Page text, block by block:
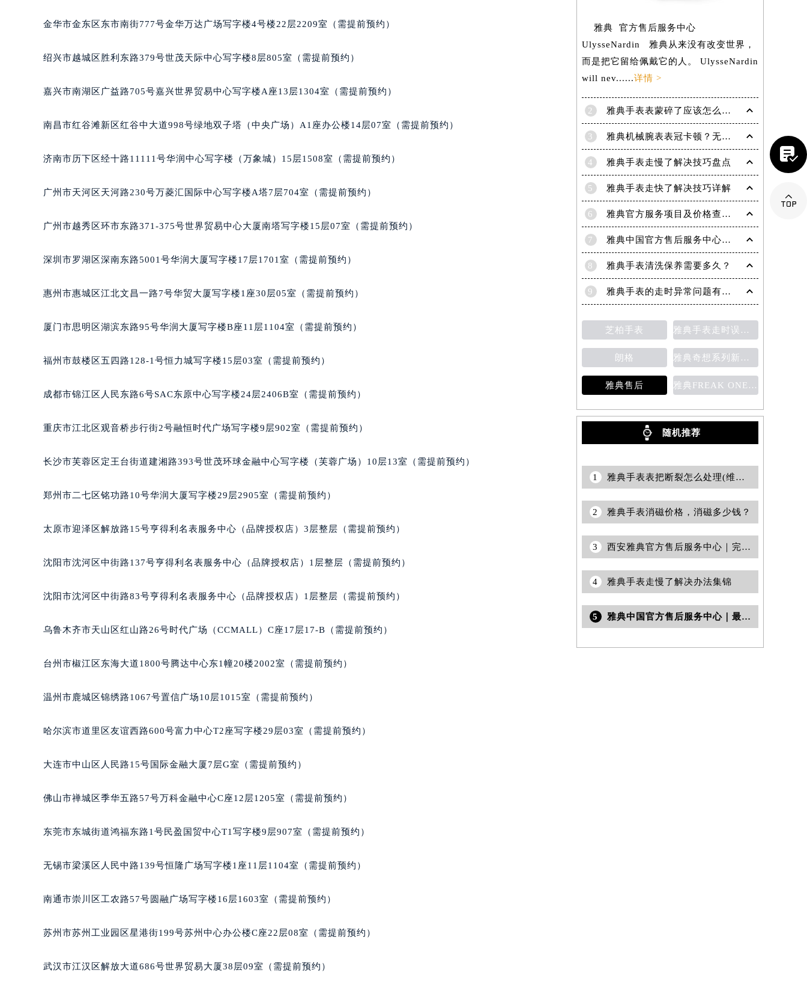
贵阳市南明区都司高架桥路33号亨特国际金融中心14楼14D（需提前预约）
石家庄市长安区中山东路39号勒泰中心写字楼B座13层07室（需提前预约）
海口市龙华区金贸东路5号海口华润大厦B座17层1707室（需提前预约）
台州市椒江区东海大道1800号腾达中心东1幢20楼2002室（需提前预约）
甘肃省兰州市七里河区西津西路16号兰州中心写字楼21层2102室（需提前预约）
黑龙江省大庆市萨尔图区会战大街雅典售后服务中心（需提前预约）
黑龙江省黑河市爱辉区中央街雅典售后服务中心（需提前预约）
黑龙江省佳木斯市向阳区长安路雅典售后服务中心（需提前预约）
黑龙江省七台河市桃山区大同街雅典售后服务中心（需提前预约）
黑龙江省双鸭山市尖山区新兴大街雅典售后服务中心（需提前预约）
黑龙江省伊春市伊美区通河路雅典售后服务中心（需提前预约）
吉林省白山市浑江区浑江大街雅典售后服务中心（需提前预约）
吉林省辽源市龙山区人民大街雅典售后服务中心（需提前预约）
吉林省四平市铁东区紫气大路与南九经街交汇处雅典售后服务中心（需提前预约）
吉林省通化市东昌区环通乡江南大街雅典售后服务中心（需提前预约）
辽宁省鞍山市铁东区站前街雅典售后服务中心（需提前预约）
辽宁省朝阳市双塔区新华路雅典售后服务中心（需提前预约）
辽宁省抚顺市新抚区东一路雅典售后服务中心（需提前预约）
辽宁省葫芦岛市连山区中央路雅典售后服务中心（需提前预约）
辽宁省辽阳市白塔区新运大街雅典售后服务中心（需提前预约）
辽宁省铁岭市银州区南马路雅典售后服务中心（需提前预约）
辽宁省沈阳市沈河区中街路137号亨得利名表维修授权店1楼雅典售后服务中心（需提前预约）
北京市朝阳区建国门外大街甲6号华熙国际中心D座11层1102室雅典售后服务中心（北京总部）（需提前预约）
河北省保定市竞秀区朝阳北大街北国先天下雅典售后服务中心（需提前预约）
内蒙古自治区巴彦淖尔市临河区新华街雅典售后服务中心（需提前预约）
内蒙古自治区赤峰市红山区哈达街雅典售后服务中心（需提前预约）
内蒙古自治区呼伦贝尔市海拉尔区中央街雅典售后服务中心（需提前预约）
内蒙古自治区乌海市海勃湾区人民南路雅典售后服务中心（需提前预约）
内蒙古自治区锡林郭勒盟市锡林浩特市光明街与额尔敦路交叉口雅典售后服务中心（需提前预约）
金华市金东区东市南街777号金华万达广场写字楼4号楼22层2209室（需提前预约）
绍兴市越城区胜利东路379号世茂天际中心写字楼8层805室（需提前预约）
嘉兴市南湖区广益路705号嘉兴世界贸易中心写字楼A座13层1304室（需提前预约）
南昌市红谷滩新区红谷中大道998号绿地双子塔（中央广场）A1座办公楼14层07室（需提前预约）
济南市历下区经十路11111号华润中心写字楼（万象城）15层1508室（需提前预约）
广州市天河区天河路230号万菱汇国际中心写字楼A塔7层704室（需提前预约）
广州市越秀区环市东路371-375号世界贸易中心大厦南塔写字楼15层07室（需提前预约）
深圳市罗湖区深南东路5001号华润大厦写字楼17层1701室（需提前预约）
惠州市惠城区江北文昌一路7号华贸大厦写字楼1座30层05室（需提前预约）
厦门市思明区湖滨东路95号华润大厦写字楼B座11层1104室（需提前预约）
福州市鼓楼区五四路128-1号恒力城写字楼15层03室（需提前预约）
成都市锦江区人民东路6号SAC东原中心写字楼24层2406B室（需提前预约）
重庆市江北区观音桥步行街2号融恒时代广场写字楼9层902室（需提前预约）
长沙市芙蓉区定王台街道建湘路393号世茂环球金融中心写字楼（芙蓉广场）10层13室（需提前预约）
郑州市二七区铭功路10号华润大厦写字楼29层2905室（需提前预约）
太原市迎泽区解放路15号亨得利名表服务中心（品牌授权店）3层整层（需提前预约）
沈阳市沈河区中街路137号亨得利名表服务中心（品牌授权店）1层整层（需提前预约）
沈阳市沈河区中街路83号亨得利名表服务中心（品牌授权店）1层整层（需提前预约）
乌鲁木齐市天山区红山路26号时代广场（CCMALL）C座17层17-B（需提前预约）
台州市椒江区东海大道1800号腾达中心东1幢20楼2002室（需提前预约）
温州市鹿城区锦绣路1067号置信广场10层1015室（需提前预约）
哈尔滨市道里区友谊西路600号富力中心T2座写字楼29层03室（需提前预约）
大连市中山区人民路15号国际金融大厦7层G室（需提前预约）
佛山市禅城区季华五路57号万科金融中心C座12层1205室（需提前预约）
东莞市东城街道鸿福东路1号民盈国贸中心T1写字楼9层907室（需提前预约）
无锡市梁溪区人民中路139号恒隆广场写字楼1座11层1104室（需提前预约）
南通市崇川区工农路57号圆融广场写字楼16层1603室（需提前预约）
苏州市苏州工业园区星港街199号苏州中心办公楼C座22层08室（需提前预约）
武汉市江汉区解放大道686号世界贸易大厦38层09室（需提前预约）
雅典 官方售后服务中心
UlysseNardin 雅典从来没有改变世界，
而是把它留给佩戴它的人。 UlysseNardin
will nev......详情 >
2 雅典手表表蒙碎了应该怎么处理？（处理办法）
3 雅典机械腕表表冠卡顿？无法旋转调试的紧急解决妙招
4 雅典手表走慢了解决技巧盘点
5 雅典手表走快了解决技巧详解
6 雅典官方服务项目及价格查询｜全新电话和完整地址权威信息通知（2026年6月最新）
7 雅典中国官方售后服务中心｜详细地址与维修热线权威信息公示（2026年7月最新）
8 雅典手表清洗保养需要多久？
9 雅典手表的走时异常问题有哪些？
芝柏手表 雅典手表走时误差的原因
朗格 雅典奇想系列新款腕表
雅典售后 雅典FREAK ONE奇想腕表
随机推荐
1 雅典手表表把断裂怎么处理(维修技巧与注意事项)
2 雅典手表消磁价格，消磁多少钱？
3 西安雅典官方售后服务中心｜完整地址与客服热线权威信息公告（2026年7月最新）
4 雅典手表走慢了解决办法集锦
5 雅典中国官方售后服务中心｜最新地址和24小时售后电话权威信息公告（2026年6月最新）

